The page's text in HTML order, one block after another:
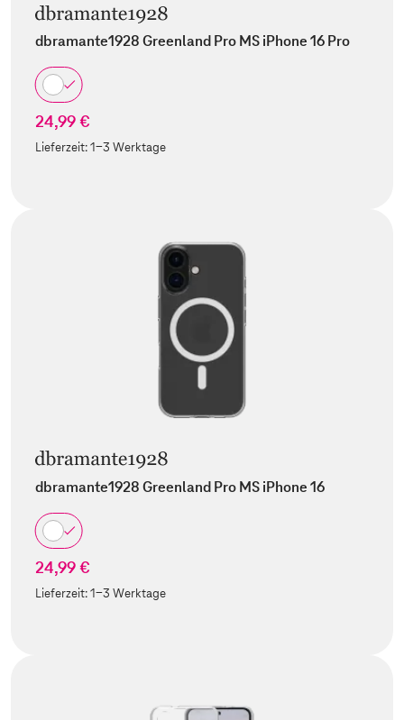
dbramante1928 Greenland Pro MS iPhone 16 Pro
24,99 €
Lieferzeit:1-3 Werktage
dbramante1928 Greenland Pro MS iPhone 16
24,99 €
Lieferzeit:1-3 Werktage